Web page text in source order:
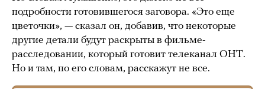
подробности готовившегося заговора. «Это еще
цветочки», — сказал он, добавив, что некоторые
другие детали будут раскрыты в фильме-
расследовании, который готовит телеканал ОНТ.
Но и там, по его словам, расскажут не все.